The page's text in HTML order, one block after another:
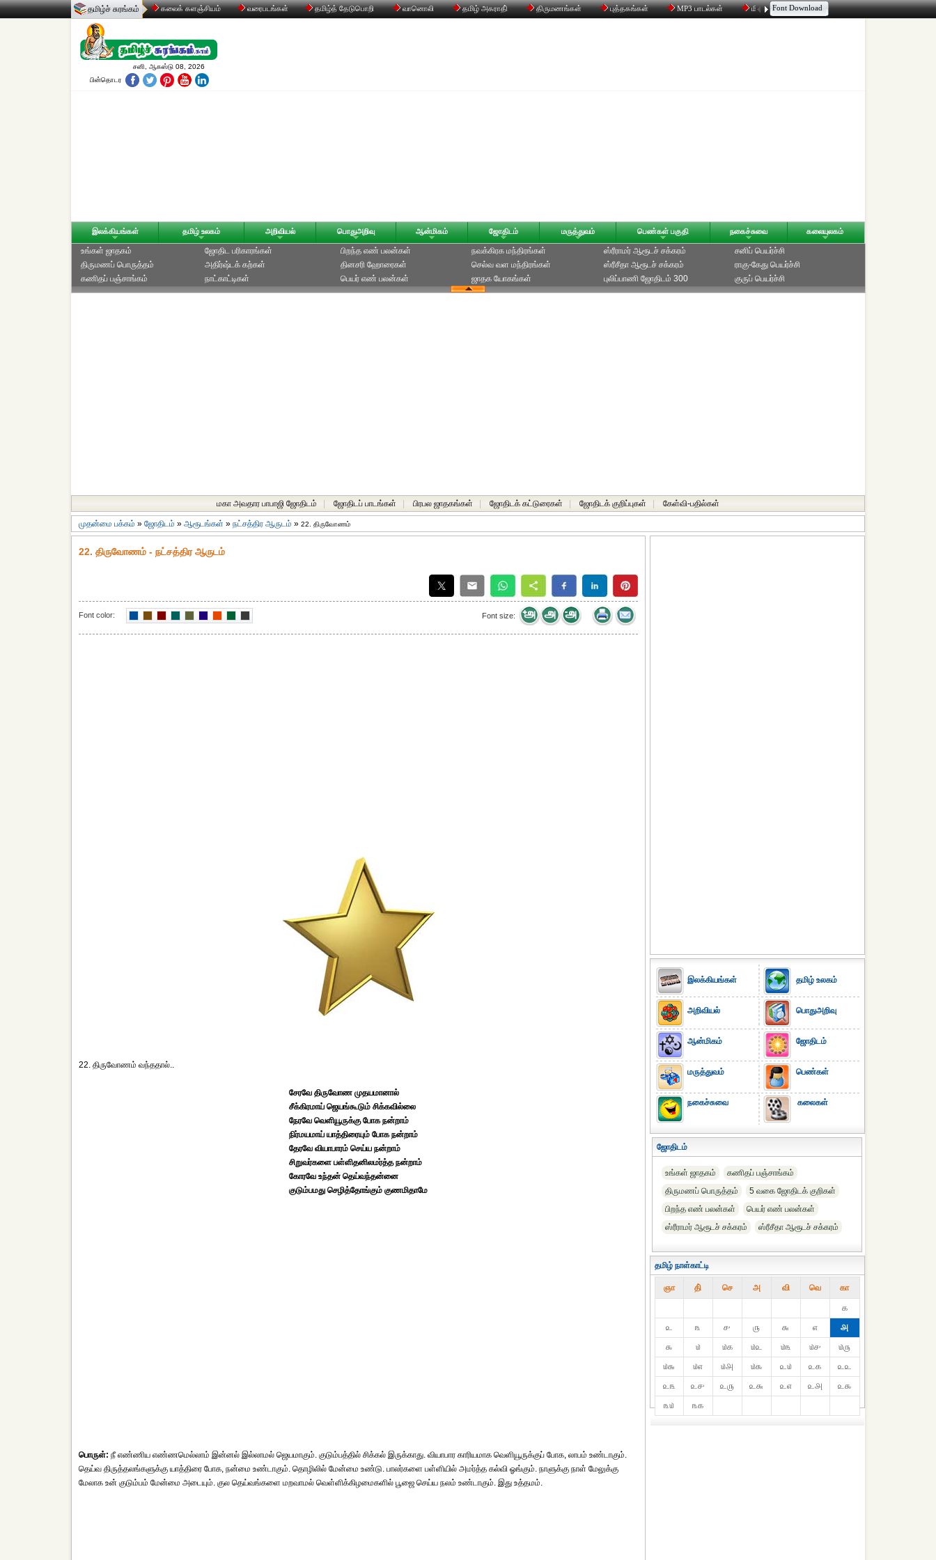
தமிழ்ச் சுரங்கம் கலைக் களஞ்சியம் வரைபடங்கள் தமிழ்த் தேடுபொறி வானொலி தமிழ் அகராதி் திருமணங்கள் புத்தகங்கள் MP3 பாடல்கள் மின்னஞ்சல் திரட்டி உரையாடல்
Font Download
சனி, ஆகஸ்டு 08, 2026
பின்தொடர
இலக்கியங்கள் தமிழ் உலகம் அறிவியல் பொதுஅறிவு ஆன்மிகம் ஜோதிடம் மருத்துவம் பெண்கள் பகுதி நகைச்சுவை கலையுலகம்
உங்கள் ஜாதகம்
திருமணப் பொருத்தம்
கணிதப் பஞ்சாங்கம்
ஜோதிட ப‌ரிகார‌ங்க‌ள்
அதிர்ஷ்டக் கற்கள்
நாட்காட்டிகள்
பிறந்த எண் பலன்கள்
தினசரி ஹோரைகள்
பெயர் எண் பலன்கள்
நவக்கிரக மந்திரங்கள்
செல்வ வள மந்திரங்கள்
ஜாதக யோகங்கள்
ஸ்ரீராமர் ஆரூடச் சக்கரம்
ஸ்ரீசீதா ஆரூடச் சக்கரம்
புலிப்பாணி ஜோதிடம் 300
சனிப் பெயர்ச்சி
ராகு-கேது பெயர்ச்சி
குருப் பெயர்ச்சி
மகா அவதார பாபாஜி ஜோதிடம் ஜோதிடப் பாடங்கள் பிரபல ஜாதகங்கள் ஜோதிடக் கட்டுரைகள் ஜோதிடக் குறிப்புகள் கேள்வி-பதில்கள்
முதன்மை பக்கம் » ஜோதிடம் » ஆரூடங்கள் » நட்சத்திர ஆருடம் » 22. திருவோணம்
22. திருவோணம் - நட்சத்திர ஆருடம்
Font color: Font size:
22. திருவோணம் வந்ததால்..
சேரவே திருவோண முதயமானால்
சீக்கிரமாய் ஜெயங்கூடும் சிக்கவில்லை
நேரவே வெளியூருக்கு போக நன்றாம்
நிர்மயமாய் யாத்திரையும் போக நன்றாம்
தேரவே வியாபாரம் செய்ய நன்றாம்
சிறுவர்களை பள்ளிதனிலமர்த்த நன்றாம்
கோரவே உந்தன் தெய்வந்தன்னை
குடும்பமது செழித்தோங்கும் குணமிதாமே
பொருள்: நீ எண்ணிய எண்ணமெல்லாம் இன்னல் இல்லாமல் ஜெயமாகும். குடும்பத்தில் சிக்கல் இருக்காது. வியாபார காரியமாக வெளியூருக்குப் போக, லாபம் உண்டாகும்.
தெய்வ திருத்தலங்களுக்கு யாத்திரை போக, நன்மை உண்டாகும். தொழிலில் மேன்மை உண்டு. பாலர்களை பள்ளியில் அமர்த்த கல்வி ஓங்கும். நாளுக்கு நாள் மேலுக்கு
மேலாக உன் குடும்பம் மேன்மை அடையும். குல தெய்வங்களை மறவாமல் வெள்ளிக்கிழமைகளில் பூஜை செய்ய நலம் உண்டாகும். இது உத்தமம்.
இலக்கியங்கள்
அறிவியல்
ஆன்மிகம்
மருத்துவம்
நகைச்சுவை
தமிழ் உலகம்
பொதுஅறிவு
ஜோதிடம்
பெண்கள்
கலைகள்
ஜோதிடம்
உங்கள் ஜாதகம்
கணிதப் பஞ்சாங்கம்
திருமணப் பொருத்தம்
5 வகை ஜோதிடக் குறிகள்
பிறந்த எண் பலன்கள்
பெயர் எண் பலன்கள்
ஸ்ரீராமர் ஆரூடச் சக்கரம்
ஸ்ரீசீதா ஆரூடச் சக்கரம்
தமிழ் நாள்காட்டி
ஞா தி் செ அ வி வெ கா
௧
௨
௩ ௪ ௫ ௬ ௭
௮
௯
௰ ௰௧ ௰௨ ௰௩ ௰௪
௰௫
௰௬
௰௭ ௰௮ ௰௯ ௨௰ ௨௧
௨௨
௨௩
௨௪ ௨௫ ௨௬ ௨௭ ௨௮
௨௯
௩௰
௩௧